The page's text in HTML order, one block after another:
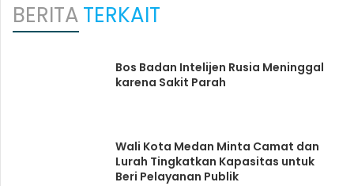
BERITATERKAIT
Bos Badan Intelijen Rusia Meninggal
karena Sakit Parah
Wali Kota Medan Minta Camat dan
Lurah Tingkatkan Kapasitas untuk
Beri Pelayanan Publik